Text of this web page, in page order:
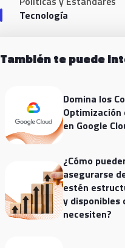
Tecnología
También te puede
Domina los
Optimización
en Google
¿Cómo
asegurarse
estén
y disponibles
necesiten?